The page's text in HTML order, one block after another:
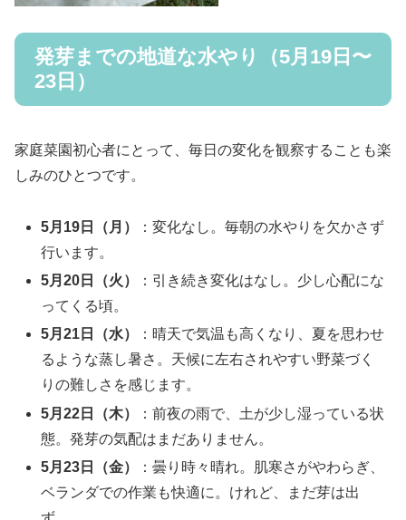
発芽までの地道な水やり（5月19日〜
23日）
家庭菜園初心者にとって、毎日の変化を観察することも楽
しみのひとつです。
5月19日（月）
：変化なし。毎朝の水やりを欠かさず
行います。
5月20日（火）
：引き続き変化はなし。少し心配にな
ってくる頃。
5月21日（水）
：晴天で気温も高くなり、夏を思わせ
るような蒸し暑さ。天候に左右されやすい野菜づく
りの難しさを感じます。
5月22日（木）
：前夜の雨で、土が少し湿っている状
態。発芽の気配はまだありません。
5月23日（金）
：曇り時々晴れ。肌寒さがやわらぎ、
ベランダでの作業も快適に。けれど、まだ芽は出